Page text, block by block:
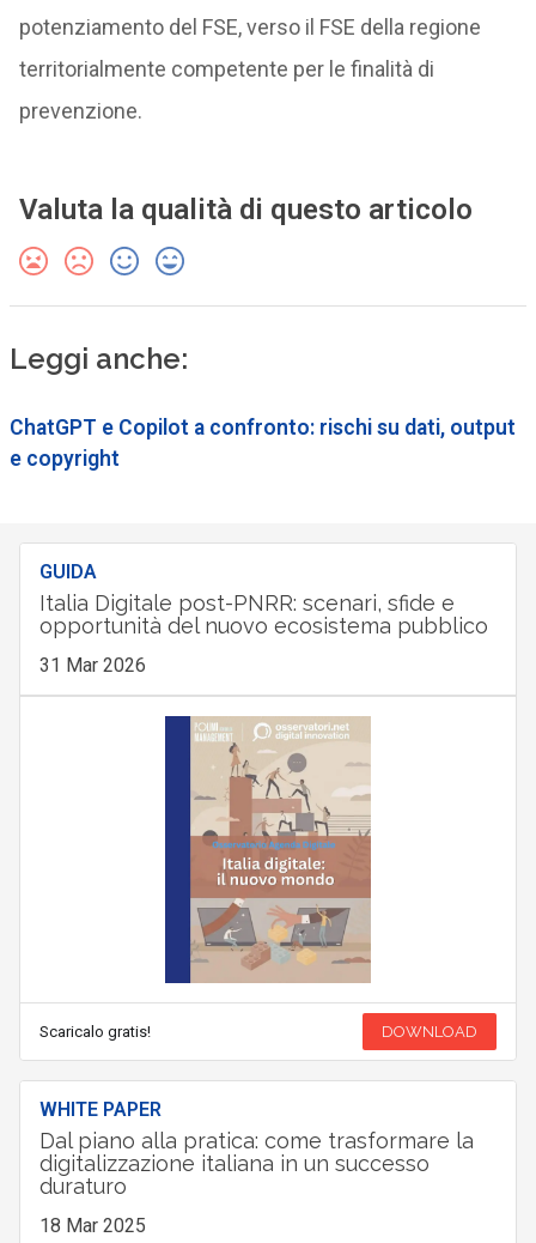
potenziamento del FSE, verso il FSE della regione
territorialmente competente per le finalità di
prevenzione.
Valuta la qualità di questo articolo
Leggi anche:
ChatGPT e Copilot a confronto: rischi su dati, output
e copyright
GUIDA
Italia Digitale post-PNRR: scenari, sfide e
opportunità del nuovo ecosistema pubblico
31 Mar 2026
Scaricalo gratis! DOWNLOAD
WHITE PAPER
Dal piano alla pratica: come trasformare la
digitalizzazione italiana in un successo
duraturo
18 Mar 2025